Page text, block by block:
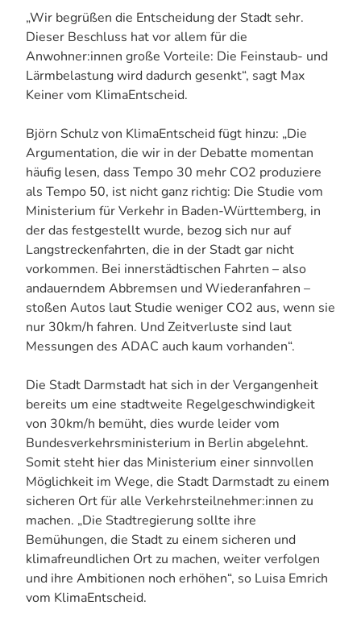
„Wir begrüßen die Entscheidung der Stadt sehr.
Dieser Beschluss hat vor allem für die
Anwohner:innen große Vorteile: Die Feinstaub- und
Lärmbelastung wird dadurch gesenkt“, sagt Max
Keiner vom KlimaEntscheid.
Björn Schulz von KlimaEntscheid fügt hinzu: „Die
Argumentation, die wir in der Debatte momentan
häufig lesen, dass Tempo 30 mehr CO2 produziere
als Tempo 50, ist nicht ganz richtig: Die Studie vom
Ministerium für Verkehr in Baden-Württemberg, in
der das festgestellt wurde, bezog sich nur auf
Langstreckenfahrten, die in der Stadt gar nicht
vorkommen. Bei innerstädtischen Fahrten – also
andauerndem Abbremsen und Wiederanfahren –
stoßen Autos laut Studie weniger CO2 aus, wenn sie
nur 30km/h fahren. Und Zeitverluste sind laut
Messungen des ADAC auch kaum vorhanden“.
Die Stadt Darmstadt hat sich in der Vergangenheit
bereits um eine stadtweite Regelgeschwindigkeit
von 30km/h bemüht, dies wurde leider vom
Bundesverkehrsministerium in Berlin abgelehnt.
Somit steht hier das Ministerium einer sinnvollen
Möglichkeit im Wege, die Stadt Darmstadt zu einem
sicheren Ort für alle Verkehrsteilnehmer:innen zu
machen. „Die Stadtregierung sollte ihre
Bemühungen, die Stadt zu einem sicheren und
klimafreundlichen Ort zu machen, weiter verfolgen
und ihre Ambitionen noch erhöhen“, so Luisa Emrich
vom KlimaEntscheid.